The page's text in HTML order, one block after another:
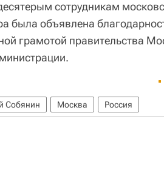
сотрудникам
была объявлена
грамотой правительства
Собянин Москва Россия